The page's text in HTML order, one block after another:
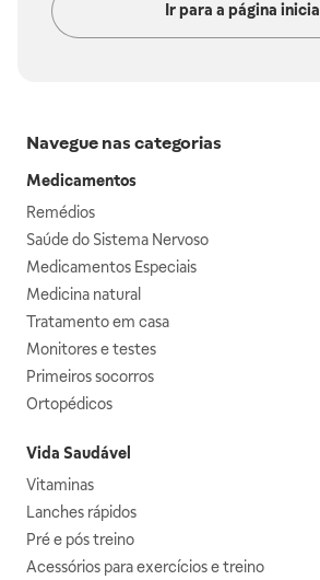
Ir para a página inicial
Navegue nas categorias
Medicamentos
Remédios
Saúde do Sistema Nervoso
Medicamentos Especiais
Medicina natural
Tratamento em casa
Monitores e testes
Primeiros socorros
Ortopédicos
Vida Saudável
Vitaminas
Lanches rápidos
Pré e pós treino
Acessórios para exercícios e treino